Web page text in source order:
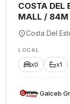
COSTA DEL
MALL / 84M
Costa Del
LOCAL
x0 x1